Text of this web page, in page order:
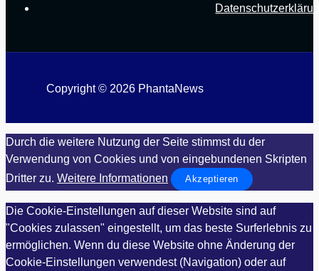
Copyright © 2026 PhantaNews
Durch die weitere Nutzung der Seite stimmst du der
Verwendung von Cookies und von eingebundenen Skripten
Dritter zu. Weitere Informationen Akzeptieren
Die Cookie-Einstellungen auf dieser Website sind auf
"Cookies zulassen" eingestellt, um das beste Surferlebnis zu
ermöglichen. Wenn du diese Website ohne Änderung der
Cookie-Einstellungen verwendest (Navigation) oder auf